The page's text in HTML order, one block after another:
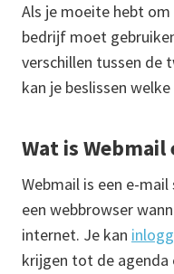
Als je moeite hebt
bedrijf moet
verschillen tussen de
kan je beslissen
Wat is Webmail
Webmail is een e-
een webbrowser
internet. Je kan
krijgen tot de agenda